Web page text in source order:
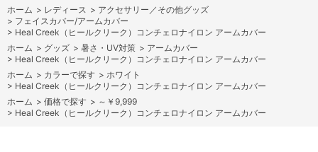
ホーム > レディース > アクセサリー／その他グッズ
> フェイスカバー/アームカバー
> Heal Creek（ヒールクリーク）コンチェロナイロン アームカバー
ホーム > グッズ > 暑さ・UV対策 > アームカバー
> Heal Creek（ヒールクリーク）コンチェロナイロン アームカバー
ホーム > カラーで探す > ホワイト
> Heal Creek（ヒールクリーク）コンチェロナイロン アームカバー
ホーム > 価格で探す > ～￥9,999
> Heal Creek（ヒールクリーク）コンチェロナイロン アームカバー